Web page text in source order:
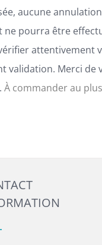
aucune
ne pourra être
attentivement
validation. Merci de
À commander au